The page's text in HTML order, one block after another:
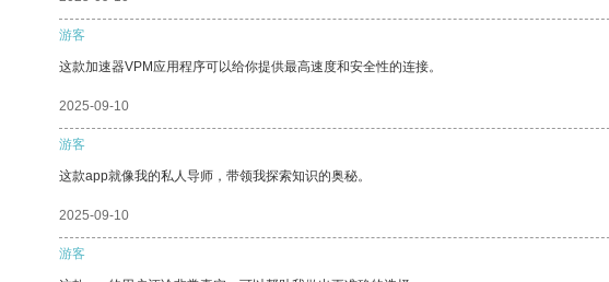
游客
这款加速器VPM应用程序可以给你提供最高速度和安全性的连接。
2025-09-10
游客
这款app就像我的私人导师，带领我探索知识的奥秘。
2025-09-10
游客